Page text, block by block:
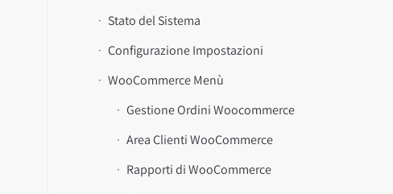
Stato del Sistema
Configurazione Impostazioni
WooCommerce Menù
Gestione Ordini Woocommerce
Area Clienti WooCommerce
Rapporti di WooCommerce